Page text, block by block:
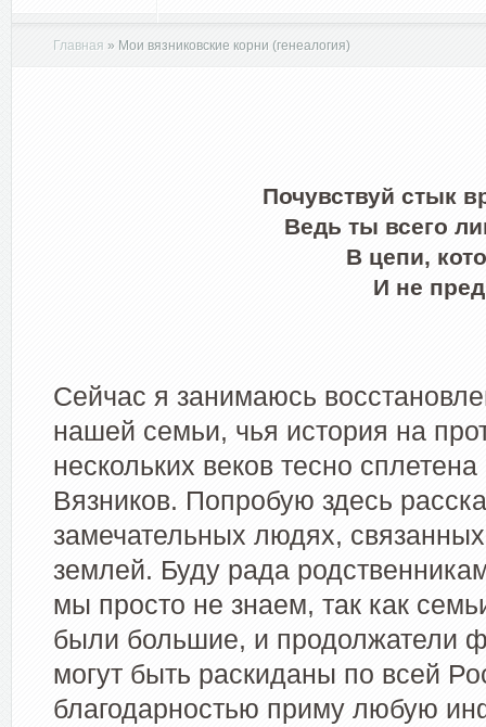
Главная » Мои вязниковские корни (генеалогия)
Почувствуй стык
Ведь ты всего
В цепи,
И не
Сейчас я занимаюсь
нашей семьи, чья история на
нескольких веков тесно
Вязников. Попробую здесь
замечательных людях,
землей. Буду рада
мы просто не знаем, так как
были большие, и продолжатели
могут быть раскиданы по всей
благодарностью приму любую